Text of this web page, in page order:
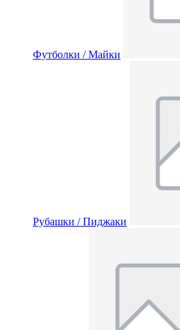
Футболки / Майки
Рубашки / Пиджаки